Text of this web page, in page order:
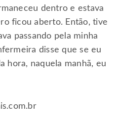
dentro e estava
ficou aberto. Então, tive
passando pela minha
disse que se eu
hora, naquela manhã, eu